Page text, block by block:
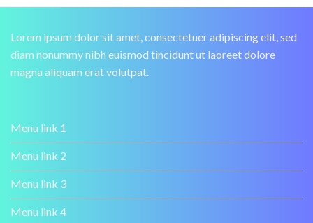
Lorem ipsum dolor sit amet, consectetuer adipiscing elit, sed
diam nonummy nibh euismod tincidunt ut laoreet dolore
magna aliquam erat volutpat.
Menu link 1
Menu link 2
Menu link 3
Menu link 4